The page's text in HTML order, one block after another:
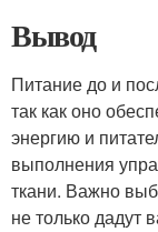
Вывод
Питание до и
так как оно
энергию и
выполнения
ткани. Важно
не только дадут